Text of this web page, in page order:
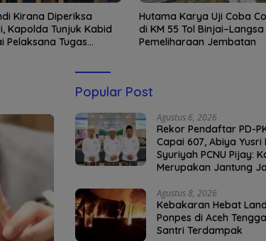
Kirana Diperiksa
Kapolda Tunjuk Kabid
Pelaksana Tugas
Hutama Karya Uji Coba
di KM 55 Tol Binjai–Langsa
Pemeliharaan Jembatan
Popular Post
Agustus 6, 2026
Rekor Pendaftar PD-
Capai 607, Abiya Yusri
Syuriyah PCNU Pijay:
Merupakan Jantung
Agustus 8, 2026
Kebakaran Hebat
Ponpes di Aceh
Santri Terdampak